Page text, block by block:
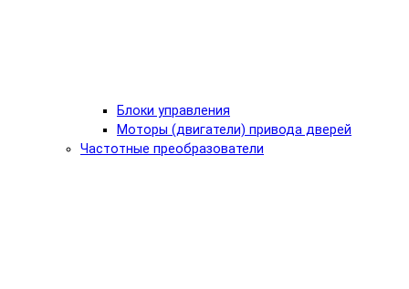
Блоки управления
Моторы (двигатели) привода дверей
Частотные преобразователи